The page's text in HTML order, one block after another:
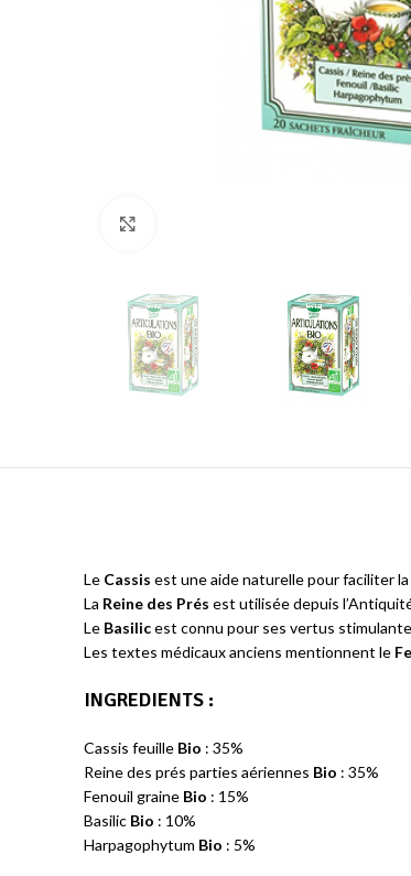
Le Cassis est une aide naturelle pour faciliter la
La Reine des Prés est utilisée depuis
Le Basilicest connu pour ses vertus
Les textes médicaux anciens mentionnent le
INGREDIENTS :
Cassis feuille Bio : 35%
Reine des prés parties aériennes Bio : 35%
Fenouil graine Bio : 15%
Basilic Bio : 10%
Harpagophytum Bio : 5%